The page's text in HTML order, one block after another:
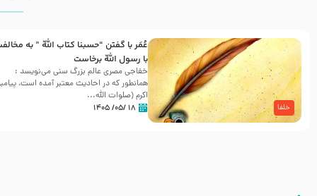
خلفا
عُمَر با گفتن “حسبنا كتاب اللّه ” به
با رسول اللّه برخاست
خفاجی مصری عالم بزرگ سنی می‌نویسد :
همانطور که در احادیث معتبر آمده است،
اکرم (صلوات اللّه...
۱۸ /۰۵/ ۱۴۰۵